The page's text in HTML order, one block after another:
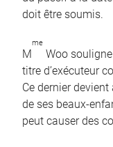
doit être soumis.
M
me
Woo
titre d’exécuteur
Ce dernier
de ses beaux-
peut causer des